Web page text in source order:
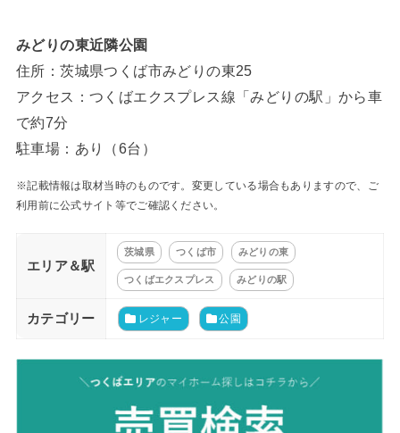
みどりの東近隣公園
住所：茨城県つくば市みどりの東25
アクセス：つくばエクスプレス線「みどりの駅」から車
で約7分
駐車場：あり（6台）
※記載情報は取材当時のものです。変更している場合もありますので、ご
利用前に公式サイト等でご確認ください。
エリア＆駅
茨城県 つくば市 みどりの東
つくばエクスプレス みどりの駅
カテゴリー レジャー 公園